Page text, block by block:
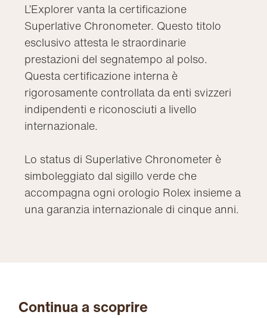
L’Explorer vanta la certificazione
Superlative Chronometer. Questo titolo
esclusivo attesta le straordinarie
prestazioni del segnatempo al polso.
Questa certificazione interna è
rigorosamente controllata da enti svizzeri
indipendenti e riconosciuti a livello
internazionale.
Lo status di Superlative Chronometer è
simboleggiato dal sigillo verde che
accompagna ogni orologio Rolex insieme a
una garanzia internazionale di cinque anni.
Continua a scoprire